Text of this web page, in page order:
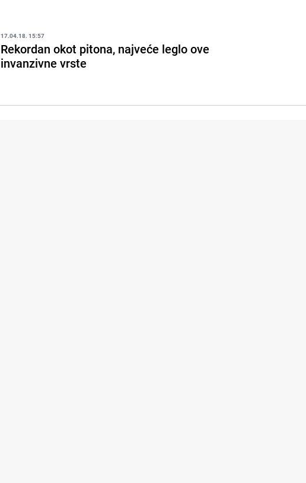
17.04.18. 15:57
Rekordan okot pitona, najveće leglo ove
invanzivne vrste